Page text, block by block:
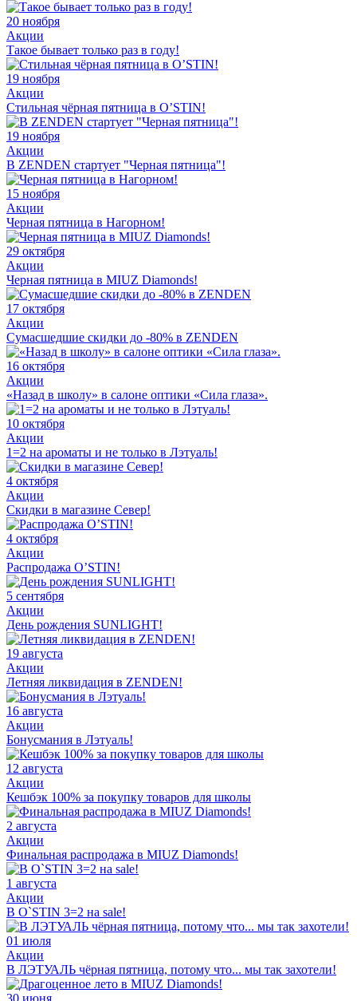
20 ноября
Акции
Такое бывает только раз в году!
19 ноября
Акции
Стильная чёрная пятница в O’STIN!
19 ноября
Акции
В ZENDEN стартует "Черная пятница"!
15 ноября
Акции
Черная пятница в Нагорном!
29 октября
Акции
Черная пятница в MIUZ Diamonds!
17 октября
Акции
Сумасшедшие скидки до -80% в ZENDEN
16 октября
Акции
«Назад в школу» в салоне оптики «Сила глаза».
10 октября
Акции
1=2 на ароматы и не только в Лэтуаль!
4 октября
Акции
Скидки в магазине Север!
4 октября
Акции
Распродажа O’STIN!
5 сентября
Акции
День рождения SUNLIGHT!
19 августа
Акции
Летняя ликвидация в ZENDEN!
16 августа
Акции
Бонусмания в Лэтуаль!
12 августа
Акции
Кешбэк 100% за покупку товаров для школы
2 августа
Акции
Финальная распродажа в MIUZ Diamonds!
1 августа
Акции
В O`STIN 3=2 на sale!
01 июля
Акции
В ЛЭТУАЛЬ чёрная пятница, потому что... мы так захотели!
30 июня